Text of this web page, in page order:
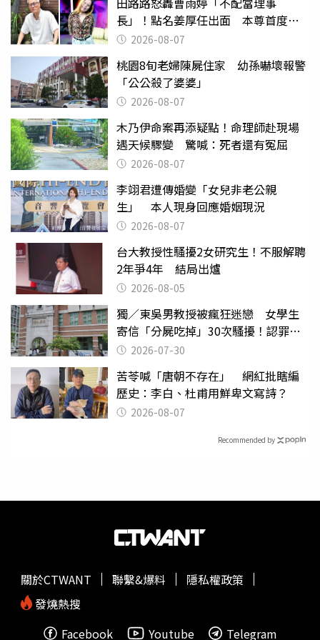
長」！點名姜厚任出面 本尊首度回
應了2026-08-07
桃園8旬老婦陳屍住家 幼孫嚇壞報警
「公公殺了婆婆」
2026-08-07
木乃伊命案再添疑點！命理師赴現場
遇天候驟變 驚喊：死者還有冤屈
2026-08-07
李翊君遭傳婚變「女兒非老公親
生」 本人現身回應婚姻現況
2026-08-07
台大教授性騷擾2女研究生！不服解聘
2年爭4年 結局出爐
2026-08-05
獨／東吳男教授被瘋狂迷戀 女學生
寄信「分屍吃掉」30次騷擾！認罪免
關 2026-07-30
苦苓喊「唐朝不存在」 網紅批瞎編
歷史：李白、杜甫用鮮卑文寫詩？
2026-08-07
Recommended by
關於CTWANT 聯繫&爆料
隱私權政策
發燒熱搜
Facebook
Youtube Telegram